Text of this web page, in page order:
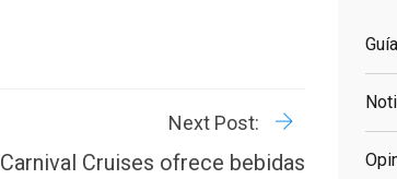
Next Post:
Carnival Cruises ofrece bebidas
Related
Posts